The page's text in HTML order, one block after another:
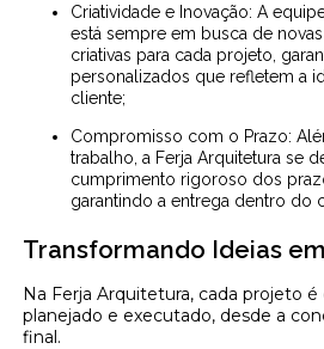
Criatividade e Inovação: A equipe da Ferja Arquitetura
está sempre em busca de
criativas para cada projeto,
personalizados que refletem a
cliente;
Compromisso com o Prazo: Além da qualidade do
trabalho, a Ferja Arquitetura se
cumprimento rigoroso dos
garantindo a entrega dentro do
Transformando Ideias
Na Ferja Arquitetura, cada projeto
planejado e executado, desde a
final.